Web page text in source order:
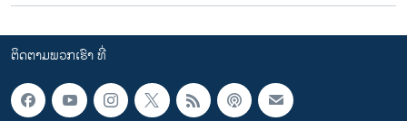
ຕິດຕາມພວກເຮົາ ທີ່